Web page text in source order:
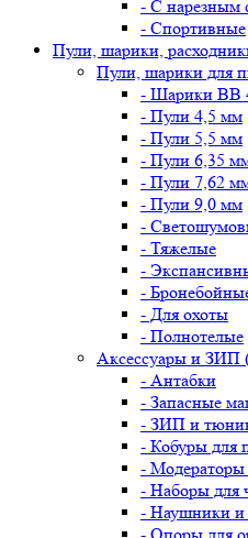
- С нарезным
- Спортивные
Пули, шарики,
Пули, шарики для
- Шарики BB
- Пули 4,5 мм
- Пули 5,5 мм
- Пули 6,35
- Пули 7,62
- Пули 9,0 мм
-
- Тяжелые
-
-
- Для охоты
- Полнотелые
Аксессуары и ЗИП
- Антабки
- Запасные
- ЗИП и
- Кобуры для
-
- Наборы для
- Наушники и